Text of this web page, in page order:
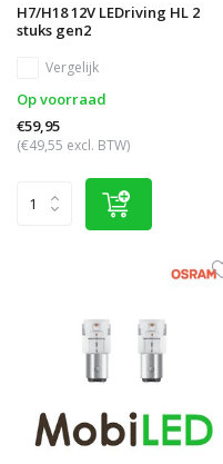
H7/H18 12V LEDriving HL 2
stuks gen2
Vergelijk
Op voorraad
€59,95
(€49,55 excl. BTW)